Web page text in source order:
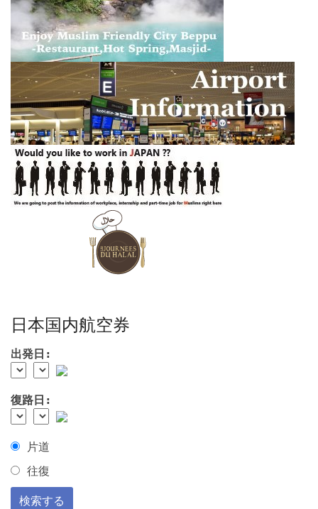
日本国内航空券
出発日:
復路日:
片道
往復